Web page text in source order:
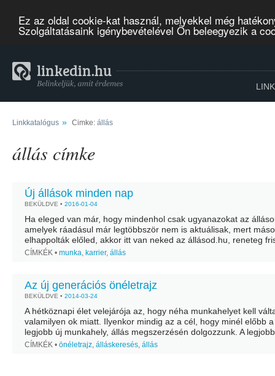
Ez az oldal cookie-kat használ, melyekkel még
Szolgáltatásaink igénybevételével Ön beleegyezik a
Linkkatalógus » Cimke: állás
állás címke
Új állások minden nap
BEKÜLDVE • 2016-01-04
Ha eleged van már, hogy mindenhol csak ugyanazokat az
amelyek ráadásul már legtöbbször nem is aktuálisak, mert
elhappolták előled, akkor itt van neked az állásod.hu, reneteg
állással. Csak írd be,...
CÍMKÉK • munka, karrier, állás
Az új generációs önéletrajz
BEKÜLDVE • 2014-03-24
A hétköznapi élet velejárója az, hogy néha munkahelyet kell
valamilyen ok miatt. Ilyenkor mindig az a cél, hogy minél előbb
legjobb új munkahely, állás megszerzésén dolgozzunk. A legjobb
állásajánlatok megtalálása után, már...
CÍMKÉK • önéletrajz, álláskeresés, állás